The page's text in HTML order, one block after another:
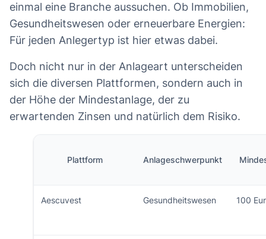
einmal eine Branche aussuchen. Ob Immobilien,
Gesundheitswesen oder erneuerbare Energien:
Für jeden Anlegertyp ist hier etwas dabei.
Doch nicht nur in der Anlageart unterscheiden
sich die diversen Plattformen, sondern auch in
der Höhe der Mindestanlage, der zu
erwartenden Zinsen und natürlich dem Risiko.
Plattform Anlageschwerpunkt
Aescuvest Gesundheitswesen 100